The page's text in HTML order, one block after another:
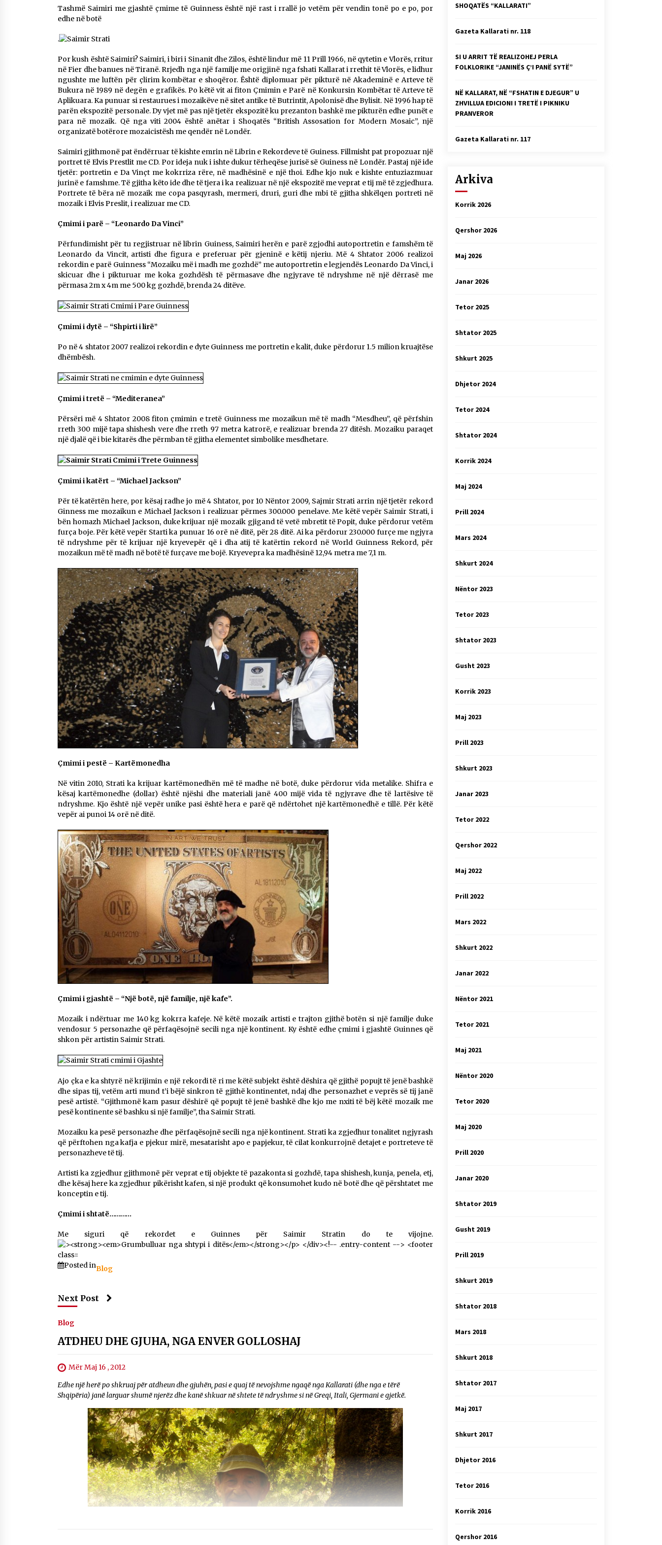
Mbi kockat e martirëve ngrihet
Atdheu
Gazeta Kallarati nr. 115
Faksimilet e një 83 vjetori lufte:
04/10/2025
KALLARATI NË AKSIONET
KOMBËTARE PËR RINDËRTIMIN E
VENDIT – NGA ÇIZE XHAFERAJ
22/09/2025
– ËNGJËLL HASIMAJ – “KUJTIMET E
MIA PËR KALLARATIN SI MËSUES I
MATEMATIKËS, POR EDHE SI NJË
BANOR I PËRKOHSHËM I TIJ”
12/09/2025
Gazeta Kallarati nr. 114
06/02/2025
Tashmë Saimiri me gjashtë çmime të Guinness është një rast i rrallë jo vetëm për vendin tonë po e po, por
edhe në botë
.
Por kush është Saimiri? Saimiri, i biri i Sinanit dhe Zilos, është lindur më 11 Prill 1966, në qytetin e Vlorës, rritur
në Fier dhe banues në Tiranë. Rrjedh nga një familje me origjinë nga fshati Kallarat i rrethit të Vlorës, e lidhur
ngushte me luftën për çlirim kombëtar e shoqëror. Është diplomuar për pikturë në Akademinë e Arteve të
Bukura në 1989 në degën e grafikës. Po këtë vit ai fiton Çmimin e Parë në Konkursin Kombëtar të Arteve të
Aplikuara. Ka punuar si restaurues i mozaikëve në sitet antike të Butrintit, Apolonisë dhe Bylisit. Në 1996 hap të
parën ekspozitë personale. Dy vjet më pas një tjetër ekspozitë ku prezanton bashkë me pikturën edhe punët e
para në mozaik. Që nga viti 2004 është anëtar i Shoqatës “British Assosation for Modern Mosaic”, një
organizatë botërore mozaicistësh me qendër në Londër.
Saimiri gjithmonë pat ëndërruar të kishte emrin në Librin e Rekordeve të Guiness. Fillmisht pat propozuar një
portret të Elvis Prestlit me CD. Por ideja nuk i ishte dukur tërheqëse jurisë së Guiness në Londër. Pastaj një ide
tjetër: portretin e Da Vinçt me kokrriza rëre, në madhësinë e një thoi. Edhe kjo nuk e kishte entuziazmuar
jurinë e famshme. Të gjitha këto ide dhe të tjera i ka realizuar në një ekspozitë me veprat e tij më të zgjedhura.
Portrete të bëra në mozaik me copa pasqyrash, mermeri, druri, guri dhe mbi të gjitha shkëlqen portreti në
mozaik i Elvis Preslit, i realizuar me CD.
Çmimi i parë – “Leonardo Da Vinci”
Përfundimisht për tu regjistruar në librin Guiness, Saimiri herën e parë zgjodhi autoportretin e famshëm të
Leonardo da Vincit, artisti dhe figura e preferuar për gjeninë e këtij njeriu. Më 4 Shtator 2006 realizoi
rekordin e parë Guinness “Mozaiku më i madh me gozhdë” me autoportretin e legjendës Leonardo Da Vinci, i
skicuar dhe i pikturuar me koka gozhdësh të përmasave dhe ngjyrave të ndryshme në një dërrasë me
përmasa 2m x 4m me 500 kg gozhdë, brenda 24 ditëve.
Çmimi i dytë – “Shpirti i lirë”
Po në 4 shtator 2007 realizoi rekordin e dyte Guinness me portretin e kalit, duke përdorur 1.5 milion kruajtëse
dhëmbësh.
Çmimi i tretë – “Mediteranea”
Përsëri më 4 Shtator 2008 fiton çmimin e tretë Guinness me mozaikun më të madh “Mesdheu”, që përfshin
rreth 300 mijë tapa shishesh vere dhe rreth 97 metra katrorë, e realizuar brenda 27 ditësh. Mozaiku paraqet
një djalë që i bie kitarës dhe përmban të gjitha elementet simbolike mesdhetare.
Çmimi i katërt – “Michael Jackson”
Për të katërtën here, por kësaj radhe jo më 4 Shtator, por 10 Nëntor 2009, Sajmir Strati arrin një tjetër rekord
Ginness me mozaikun e Michael Jackson i realizuar përmes 300.000 penelave. Me këtë vepër Saimir Strati, i
bën homazh Michael Jackson, duke krijuar një mozaik gjigand të vetë mbretit të Popit, duke përdorur vetëm
furça boje. Për këtë vepër Starti ka punuar 16 orë në ditë, për 28 ditë. Ai ka përdorur 230.000 furçe me ngjyra
të ndryshme për të krijuar një kryevepër që i dha atij të katërtin rekord në World Guinness Rekord, për
mozaikun më të madh në botë të furçave me bojë. Kryevepra ka madhësinë 12,94 metra me 7,1 m.
Çmimi i pestë – Kartëmonedha
Në vitin 2010, Strati ka krijuar kartëmonedhën më të madhe në botë, duke përdorur vida metalike. Shifra e
kësaj kartëmonedhe (dollar) është njëshi dhe materiali janë 400 mijë vida të ngjyrave dhe të lartësive të
ndryshme. Kjo është një vepër unike pasi është hera e parë që ndërtohet një kartëmonedhë e tillë. Për këtë
vepër ai punoi 14 orë në ditë.
Çmimi i gjashtë – “Një botë, një familje, një kafe”.
Mozaik i ndërtuar me 140 kg kokrra kafeje. Në këtë mozaik artisti e trajton gjithë botën si një familje duke
vendosur 5 personazhe që përfaqësojnë secili nga një kontinent. Ky është edhe çmimi i gjashtë Guinnes që
shkon për artistin Saimir Strati.
Ajo çka e ka shtyrë në krijimin e një rekordi të ri me këtë subjekt është dëshira që gjithë popujt të jenë bashkë
dhe sipas tij, vetëm arti mund t’i bëjë sinkron të gjithë kontinentet, ndaj dhe personazhet e veprës së tij janë
pesë artistë. “Gjithmonë kam pasur dëshirë që popujt të jenë bashkë dhe kjo me nxiti të bëj këtë mozaik me
pesë kontinente së bashku si një familje”, tha Saimir Strati.
Mozaiku ka pesë personazhe dhe përfaqësojnë secili nga një kontinent. Strati ka zgjedhur tonalitet ngjyrash
që përftohen nga kafja e pjekur mirë, mesatarisht apo e papjekur, të cilat konkurrojnë detajet e portreteve të
personazheve të tij.
Artisti ka zgjedhur gjithmonë për veprat e tij objekte të pazakonta si gozhdë, tapa shishesh, kunja, penela, etj,
dhe kësaj here ka zgjedhur pikërisht kafen, si një produkt që konsumohet kudo në botë dhe që përshtatet me
konceptin e tij.
Çmimi i shtatë…………
Me siguri që rekordet e Guinnes për Saimir Stratin do te vijojne.
Posted inBlog
Next Post
Blog
ATDHEU DHE GJUHA, NGA ENVER GOLLOSHAJ
Mër Maj 16 , 2012
Edhe një herë po shkruaj për atdheun dhe gjuhën, pasi e quaj të nevojshme ngaqë nga Kallarati (dhe nga e tërë
Shqipëria) janë larguar shumë njerëz dhe kanë shkuar në shtete të ndryshme si në Greqi, Itali, Gjermani e gjetkë.
SHOQATËS “KALLARATI”
Gazeta Kallarati nr. 118
SI U ARRIT TË REALIZOHEJ PERLA
FOLKLORIKE “JANINËS Ç’I PANË SYTË”
NË KALLARAT, NË “FSHATIN E DJEGUR” U
ZHVILLUA EDICIONI I TRETË I PIKNIKU
PRANVEROR
Gazeta Kallarati nr. 117
Arkiva
Korrik 2026
Qershor 2026
Maj 2026
Janar 2026
Tetor 2025
Shtator 2025
Shkurt 2025
Dhjetor 2024
Tetor 2024
Shtator 2024
Korrik 2024
Maj 2024
Prill 2024
Mars 2024
Shkurt 2024
Nëntor 2023
Tetor 2023
Shtator 2023
Gusht 2023
Korrik 2023
Maj 2023
Prill 2023
Shkurt 2023
Janar 2023
Tetor 2022
Qershor 2022
Maj 2022
Prill 2022
Mars 2022
Shkurt 2022
Janar 2022
Nëntor 2021
Tetor 2021
Maj 2021
Nëntor 2020
Tetor 2020
Maj 2020
Prill 2020
Janar 2020
Shtator 2019
Gusht 2019
Prill 2019
Shkurt 2019
Shtator 2018
Mars 2018
Shkurt 2018
Shtator 2017
Maj 2017
Shkurt 2017
Dhjetor 2016
Tetor 2016
Korrik 2016
Qershor 2016